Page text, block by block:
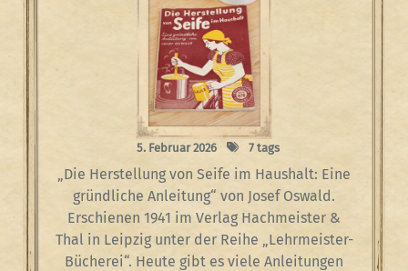
5. Februar 2026 7 tags
„Die Herstellung von Seife im Haushalt: Eine
gründliche Anleitung“ von Josef Oswald.
Erschienen 1941 im Verlag Hachmeister &
Thal in Leipzig unter der Reihe „Lehrmeister-
Bücherei“. Heute gibt es viele Anleitungen